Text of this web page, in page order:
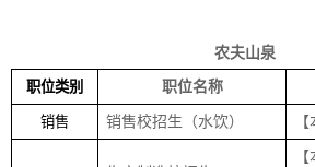
农夫山泉
职位类别 职位名称
销售 销售校招生（水饮）